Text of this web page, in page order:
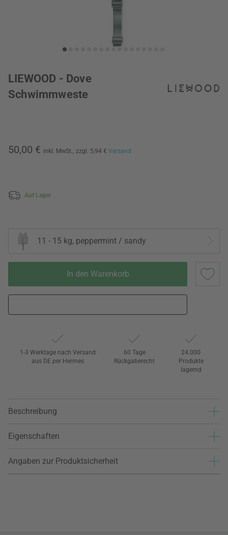
LIEWOOD - Dove
Schwimmweste
50,00 € inkl. MwSt., zzgl. 5,94 € Versand
Auf Lager
11 - 15 kg, peppermint / sandy
In den Warenkorb
1-3 Werktage nach Versand
aus DE per Hermes
60 Tage
Rückgaberecht
24.000
Produkte
lagernd
Beschreibung
Eigenschaften
Angaben zur Produktsicherheit